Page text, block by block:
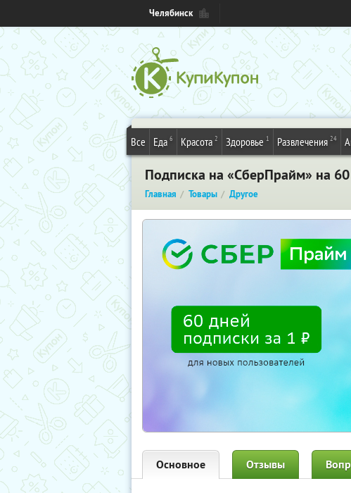
Челябинск
Все Еда 6 Красота 2 Здоровье 1 Развлечения 24
Подписка на «СберПрайм» на 60
Главная Товары Другое
Основное Отзывы